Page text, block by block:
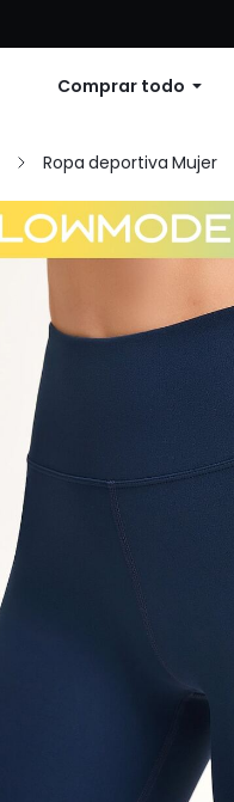
Comprar todo
Ropa deportiva Mujer